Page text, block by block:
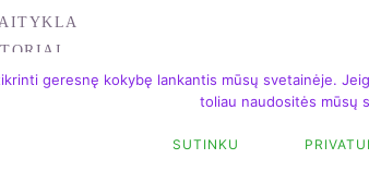
geresnę kokybę lankantis mūsų svetainėje.
toliau naudositės mūsų
SUTINKU